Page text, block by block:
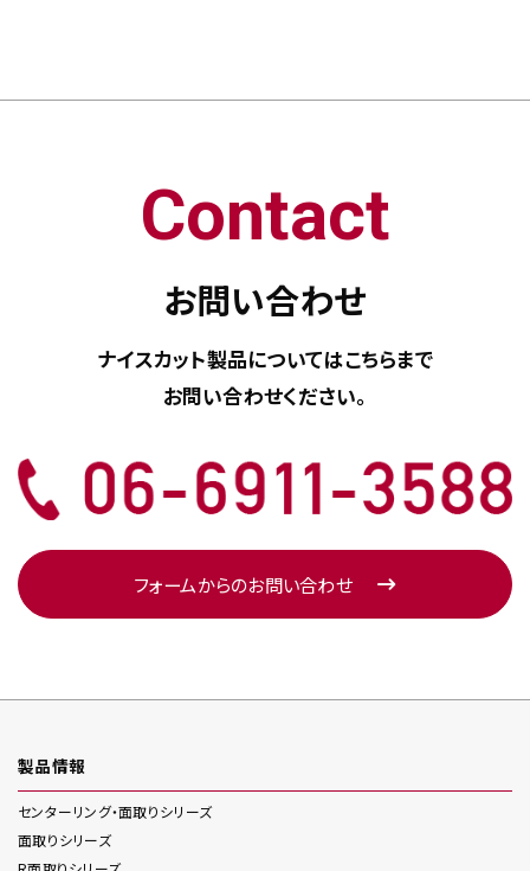
Contact
お問い合わせ
ナイスカット製品についてはこちらまで
お問い合わせください。
フォームからのお問い合わせ
製品情報
センターリング・面取りシリーズ
面取りシリーズ